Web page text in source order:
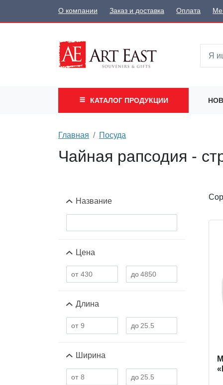
О компании Заказ и доставка Оплата
КАТАЛОГ ПРОДУКЦИИ
Главная Посуда
Чайная рапсодия -
Название
Цена
Длина
Ширина